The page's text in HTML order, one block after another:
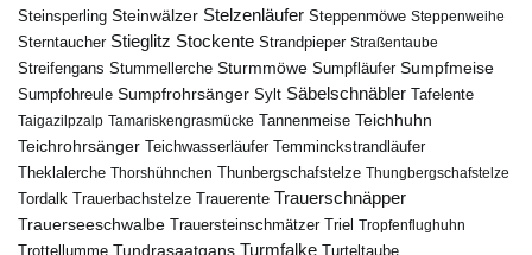
Steinsperling Steinwälzer Stelzenläufer Steppenmöwe Steppenweihe
Sterntaucher Stieglitz Stockente Strandpieper Straßentaube
Streifengans Stummellerche Sturmmöwe Sumpfläufer Sumpfmeise
Sumpfohreule Sumpfrohrsänger Sylt Säbelschnäbler Tafelente
Taigazilpzalp Tamariskengrasmücke Tannenmeise Teichhuhn
Teichrohrsänger Teichwasserläufer Temminckstrandläufer
Theklalerche Thorshühnchen Thunbergschafstelze Thungbergschafstelze
Tordalk Trauerbachstelze Trauerente Trauerschnäpper
Trauerseeschwalbe Trauersteinschmätzer Triel Tropfenflughuhn
Trottellumme Tundrasaatgans Turmfalke Turteltaube